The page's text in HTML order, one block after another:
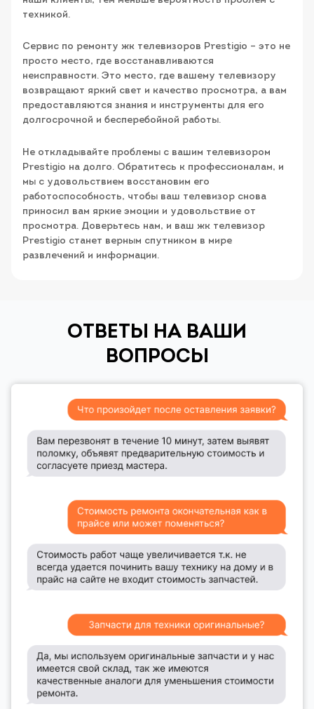
техникой.
Сервис по ремонту жк телевизоров Prestigio – это не
просто место, где восстанавливаются
неисправности. Это место, где вашему телевизору
возвращают яркий свет и качество просмотра, а вам
предоставляются знания и инструменты для его
долгосрочной и бесперебойной работы.
Не откладывайте проблемы с вашим телевизором
Prestigio на долго. Обратитесь к профессионалам, и
мы с удовольствием восстановим его
работоспособность, чтобы ваш телевизор снова
приносил вам яркие эмоции и удовольствие от
просмотра. Доверьтесь нам, и ваш жк телевизор
Prestigio станет верным спутником в мире
развлечений и информации.
ОТВЕТЫ НА ВАШИ
ВОПРОСЫ